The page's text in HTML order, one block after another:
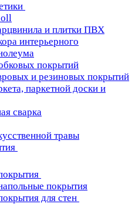
и плитки ПВХ
интерьерного
покрытий
и резиновых покрытий
паркетной доски и
сварка
травы
покрытия
для стен